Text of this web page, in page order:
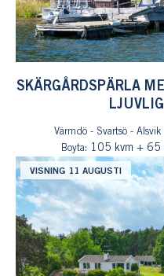
SKÄRGÅRDSPÄRLA
Värmdö - Svartsö - Alsvik
Boyta: 105 kvm + 65
VISNING 11 AUGUSTI